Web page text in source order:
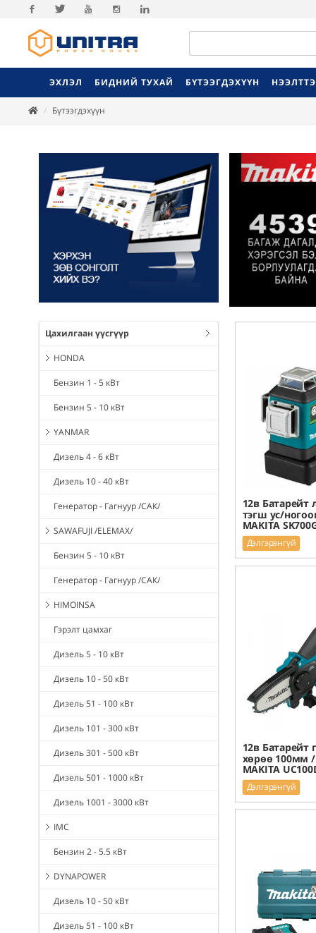
Facebook
ЭХЛЭЛ БИДНИЙ ТУХАЙ БҮТЭЭГДЭХҮҮН
Бүтээгдэхүүн
Цахилгаан үүсгүүр
HONDA
Бензин 1 - 5 кВт
Бензин 5 - 10 кВт
YANMAR
Дизель 4 - 6 кВт
Дизель 10 - 40 кВт
Генератор - Гагнуур /САК/
SAWAFUJI /ELEMAX/
Бензин 5 - 10 кВт
Генератор - Гагнуур /САК/
HIMOINSA
Гэрэлт цамхаг
Дизель 5 - 10 кВт
Дизель 10 - 50 кВт
Дизель 51 - 100 кВт
Дизель 101 - 300 кВт
Дизель 301 - 500 кВт
Дизель 501 - 1000 кВт
Дизель 1001 - 3000 кВт
IMC
Бензин 2 - 5.5 кВт
DYNAPOWER
Дизель 10 - 50 кВт
Дизель 51 - 100 кВт
12в Батарейт
тэгш ус/
MAKITA
Дэлгэрэнгүй
12в Батарейт
хөрөө 100мм
MAKITA
Дэлгэрэнгүй